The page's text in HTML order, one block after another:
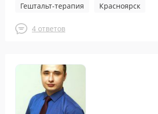
Гештальт-терапия Красноярск
4 ответов